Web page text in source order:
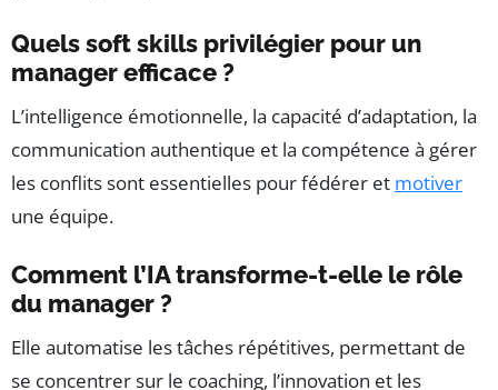
Quels soft skills privilégier pour un
manager efficace ?
L’intelligence émotionnelle, la capacité d’adaptation, la
communication authentique et la compétence à gérer
les conflits sont essentielles pour fédérer et motiver
une équipe.
Comment l’IA transforme-t-elle le rôle
du manager ?
Elle automatise les tâches répétitives, permettant de
se concentrer sur le coaching, l’innovation et les